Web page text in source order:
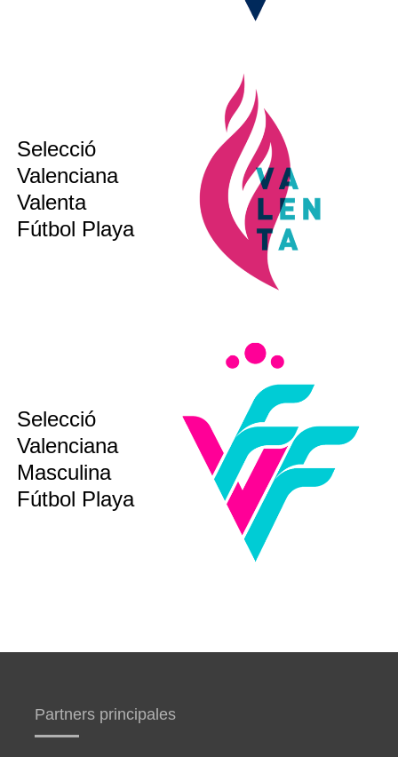
Selecció
Valenciana
Valenta
Fútbol Playa
17
20
Selecció
Valenciana
Masculina
Fútbol Playa
Partners principales